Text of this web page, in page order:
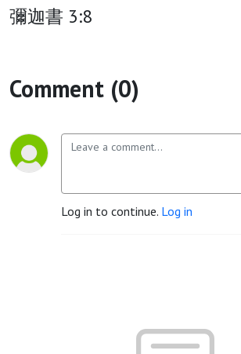
彌迦書 3:8
Comment (0)
Log in to continue. Log in